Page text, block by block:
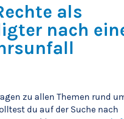
als
nach
zu allen Themen rund
du auf der Suche nach